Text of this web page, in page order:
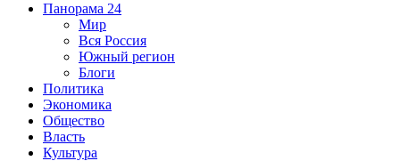
Панорама 24
Мир
Вся Россия
Южный регион
Блоги
Политика
Экономика
Общество
Власть
Культура